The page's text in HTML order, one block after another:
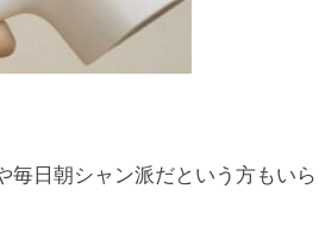
毎日朝シャン派だという方もいら